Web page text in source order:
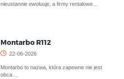
nieustannie ewoluuje, a firmy rentalowe…
Montarbo R112
22-06-2026
Montarbo to nazwa, która zapewne nie jest
obca…